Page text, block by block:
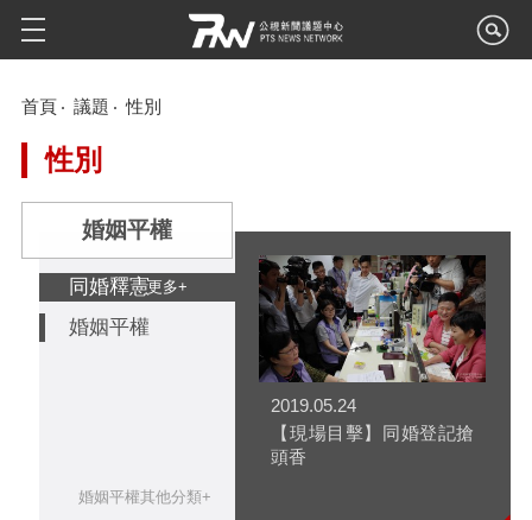
首頁 議題 性別
性別
婚姻平權
同婚釋憲更多+
婚姻平權
婚姻平權其他分類+
2019.05.24
【現場目擊】同婚登記搶
頭香